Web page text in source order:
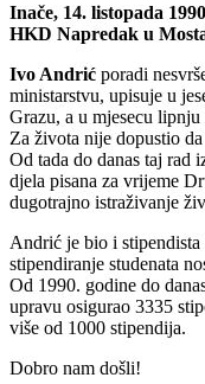
Inače, 14. listopada
HKD Napredak u
Ivo Andrić poradi
ministarstvu, upisuje u
Grazu, a u mjesecu
Za života nije dopustio
Od tada do danas taj rad
djela pisana za vrijeme
dugotrajno istraživanje
Andrić je bio i
stipendiranje studenata
Od 1990. godine do
upravu osigurao 3335
više od 1000 stipendija.
Dobro nam došli!